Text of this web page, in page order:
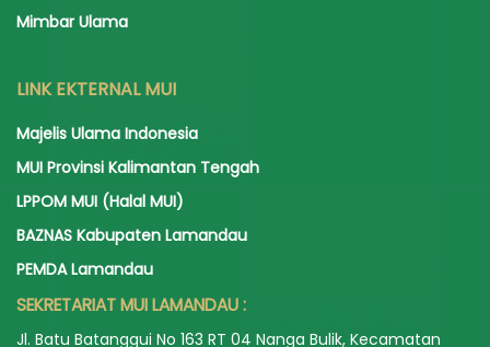
Mimbar Ulama
LINK EKTERNAL MUI
Majelis Ulama Indonesia
MUI Provinsi Kalimantan Tengah
LPPOM MUI (Halal MUI)
BAZNAS Kabupaten Lamandau
PEMDA Lamandau
SEKRETARIAT MUI LAMANDAU :
Jl. Batu Batanggui No 163 RT 04 Nanga Bulik, Kecamatan